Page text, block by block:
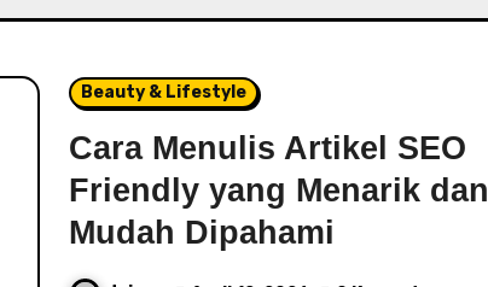
Beauty & Lifestyle
Cara Menulis Artikel SEO
Friendly yang Menarik dan
Mudah Dipahami